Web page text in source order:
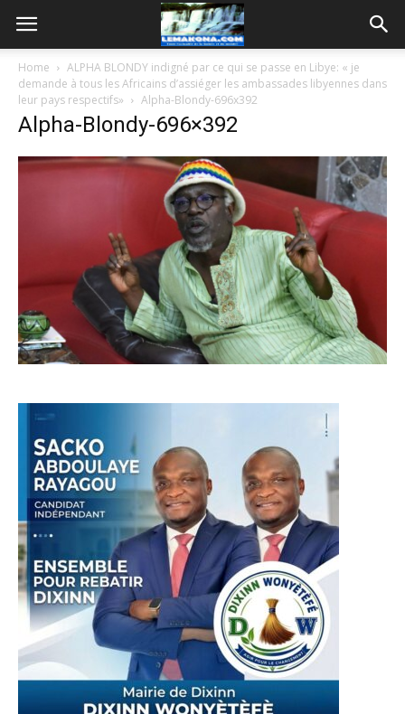
Home
ALPHA BLONDY indigné par ce qui se passe en Libye: « je
demande à tous les Africains d’assiéger les ambassades libyennes dans
leur pays respectifs»
Alpha-Blondy-696x392
Alpha-Blondy-696×392